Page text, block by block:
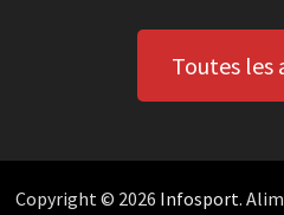
Toutes les
Copyright © 2026 Infosport.